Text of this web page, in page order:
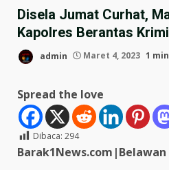
Disela Jumat Curhat,
Kapolres Berantas
admin Maret 4, 2023 1
Spread the love
Dibaca: 294
Barak1News.com|Belawan